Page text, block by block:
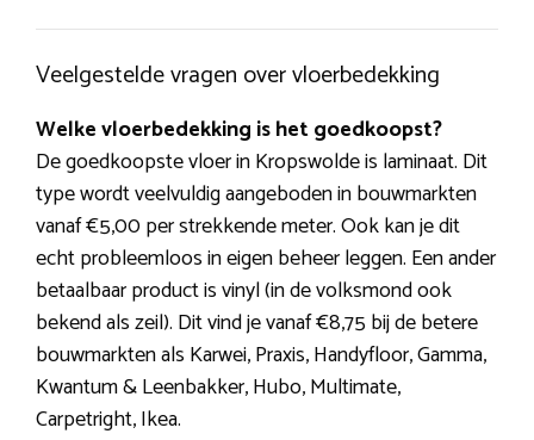
Veelgestelde vragen over vloerbedekking
Welke vloerbedekking is het goedkoopst?
De goedkoopste vloer in Kropswolde is laminaat. Dit
type wordt veelvuldig aangeboden in bouwmarkten
vanaf €5,00 per strekkende meter. Ook kan je dit
echt probleemloos in eigen beheer leggen. Een ander
betaalbaar product is vinyl (in de volksmond ook
bekend als zeil). Dit vind je vanaf €8,75 bij de betere
bouwmarkten als Karwei, Praxis, Handyfloor, Gamma,
Kwantum & Leenbakker, Hubo, Multimate,
Carpetright, Ikea.